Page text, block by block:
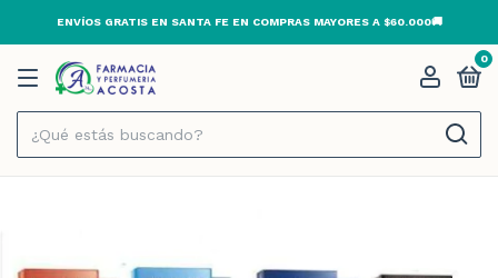
ENVÍOS GRATIS EN SANTA FE EN COMPRAS MAYORES A $60.000🚚
0